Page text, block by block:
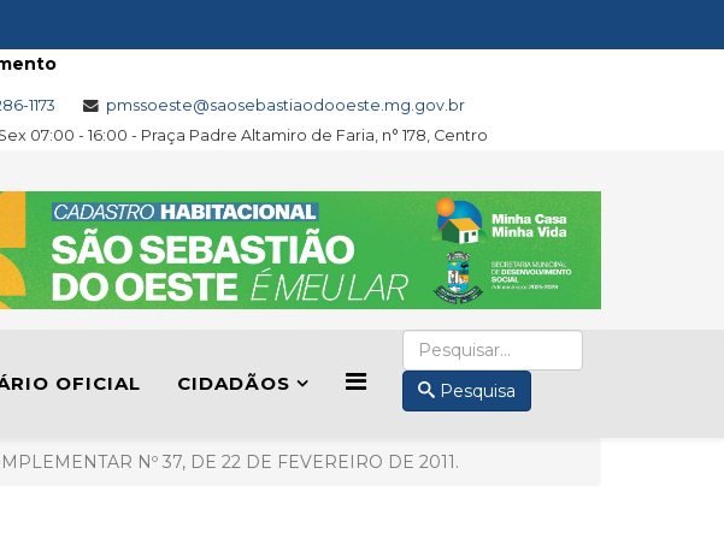
1173
pmssoeste@saosebastiaodooeste.mg.gov.br
07:00 - 16:00 - Praça Padre Altamiro de Faria, n° 178, Centro
OFICIAL CIDADÃOS Pesquisa
Nº 37, DE 22 DE FEVEREIRO DE 2011.